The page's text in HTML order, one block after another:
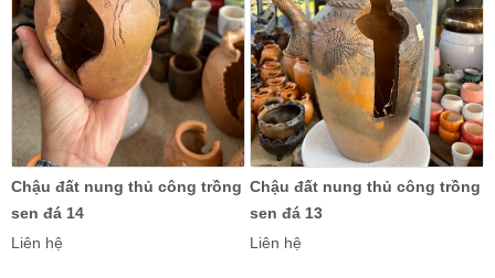
Chậu đất nung thủ công trồng
sen đá 14
Liên hệ
Chậu đất nung thủ công trồng
sen đá 13
Liên hệ